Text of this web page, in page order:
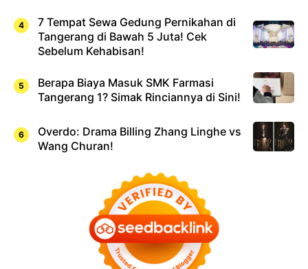
7 Tempat Sewa Gedung Pernikahan di
Tangerang di Bawah 5 Juta! Cek
Sebelum Kehabisan!
Berapa Biaya Masuk SMK Farmasi
Tangerang 1? Simak Rinciannya di Sini!
Overdo: Drama Billing Zhang Linghe vs
Wang Churan!